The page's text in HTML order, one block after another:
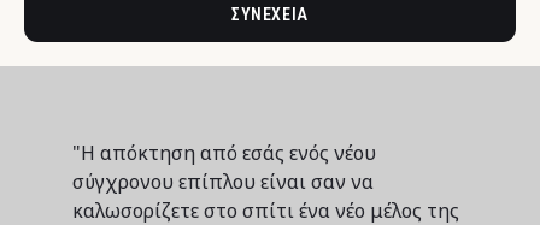
ΣΥΝΈΧΕΙΑ
"Η απόκτηση από εσάς ενός νέου
σύγχρονου επίπλου είναι σαν να
καλωσορίζετε στο σπίτι ένα νέο μέλος της